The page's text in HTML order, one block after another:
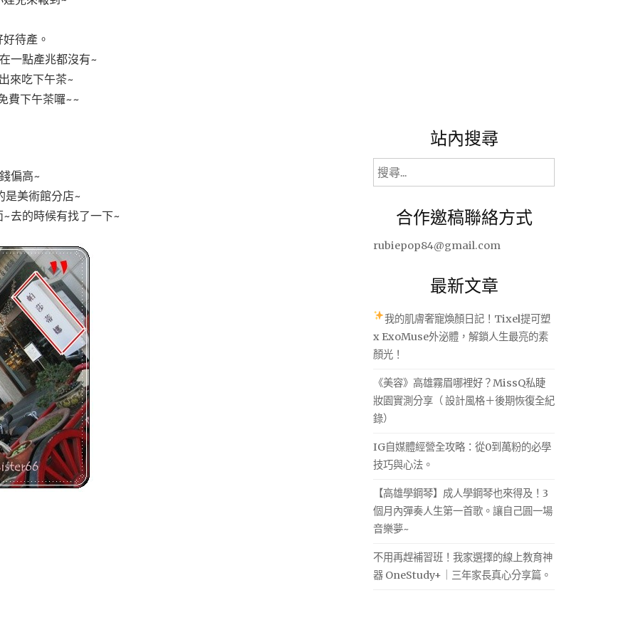
待產。
一點產兆都沒有~
來吃下午茶~
費下午茶囉~~
偏高~
是美術館分店~
去的時候有找了一下~
站內搜尋
搜
尋
合作邀稿聯絡方式
rubiepop84@gmail.com
最新文章
我的肌膚奢寵煥顏日記！Tixel提可塑
x ExoMuse外泌體，解鎖人生最亮的素
顏光！
《美容》高雄霧眉哪裡好？MissQ私睫
妝園實測分享（ 設計風格＋後期恢復全紀
錄）
IG自媒體經營全攻略：從0到萬粉的必學
技巧與心法。
【高雄學鋼琴】成人學鋼琴也來得及！3
個月內彈奏人生第一首歌。讓自己圓一場
音樂夢~
不用再趕補習班！我家選擇的線上教育神
器 OneStudy+｜三年家長真心分享篇。